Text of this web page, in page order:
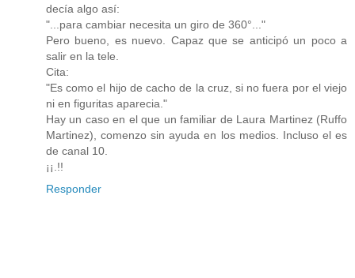
decía algo así:
"...para cambiar necesita un giro de 360°..."
Pero bueno, es nuevo. Capaz que se anticipó un poco a
salir en la tele.
Cita:
"Es como el hijo de cacho de la cruz, si no fuera por el viejo
ni en figuritas aparecia."
Hay un caso en el que un familiar de Laura Martinez (Ruffo
Martinez), comenzo sin ayuda en los medios. Incluso el es
de canal 10.
¡¡.!!
Responder